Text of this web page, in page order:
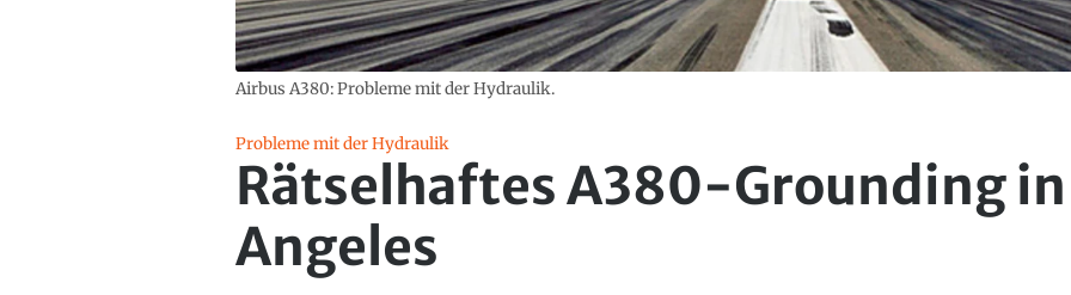
Airbus A380: Probleme mit der Hydraulik.
Probleme mit der Hydraulik
Rätselhaftes A380-Grounding in
Angeles